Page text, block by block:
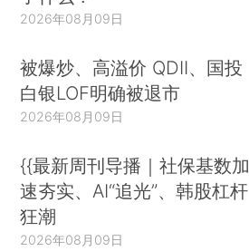
2026年08月09日
被爆炒、高溢价 QDII、国投
白银LOF明确被退市
2026年08月09日
{{最新周刊导播｜社保基数加
速夯实、AI“追光”、韩股杠杆
狂潮
2026年08月09日